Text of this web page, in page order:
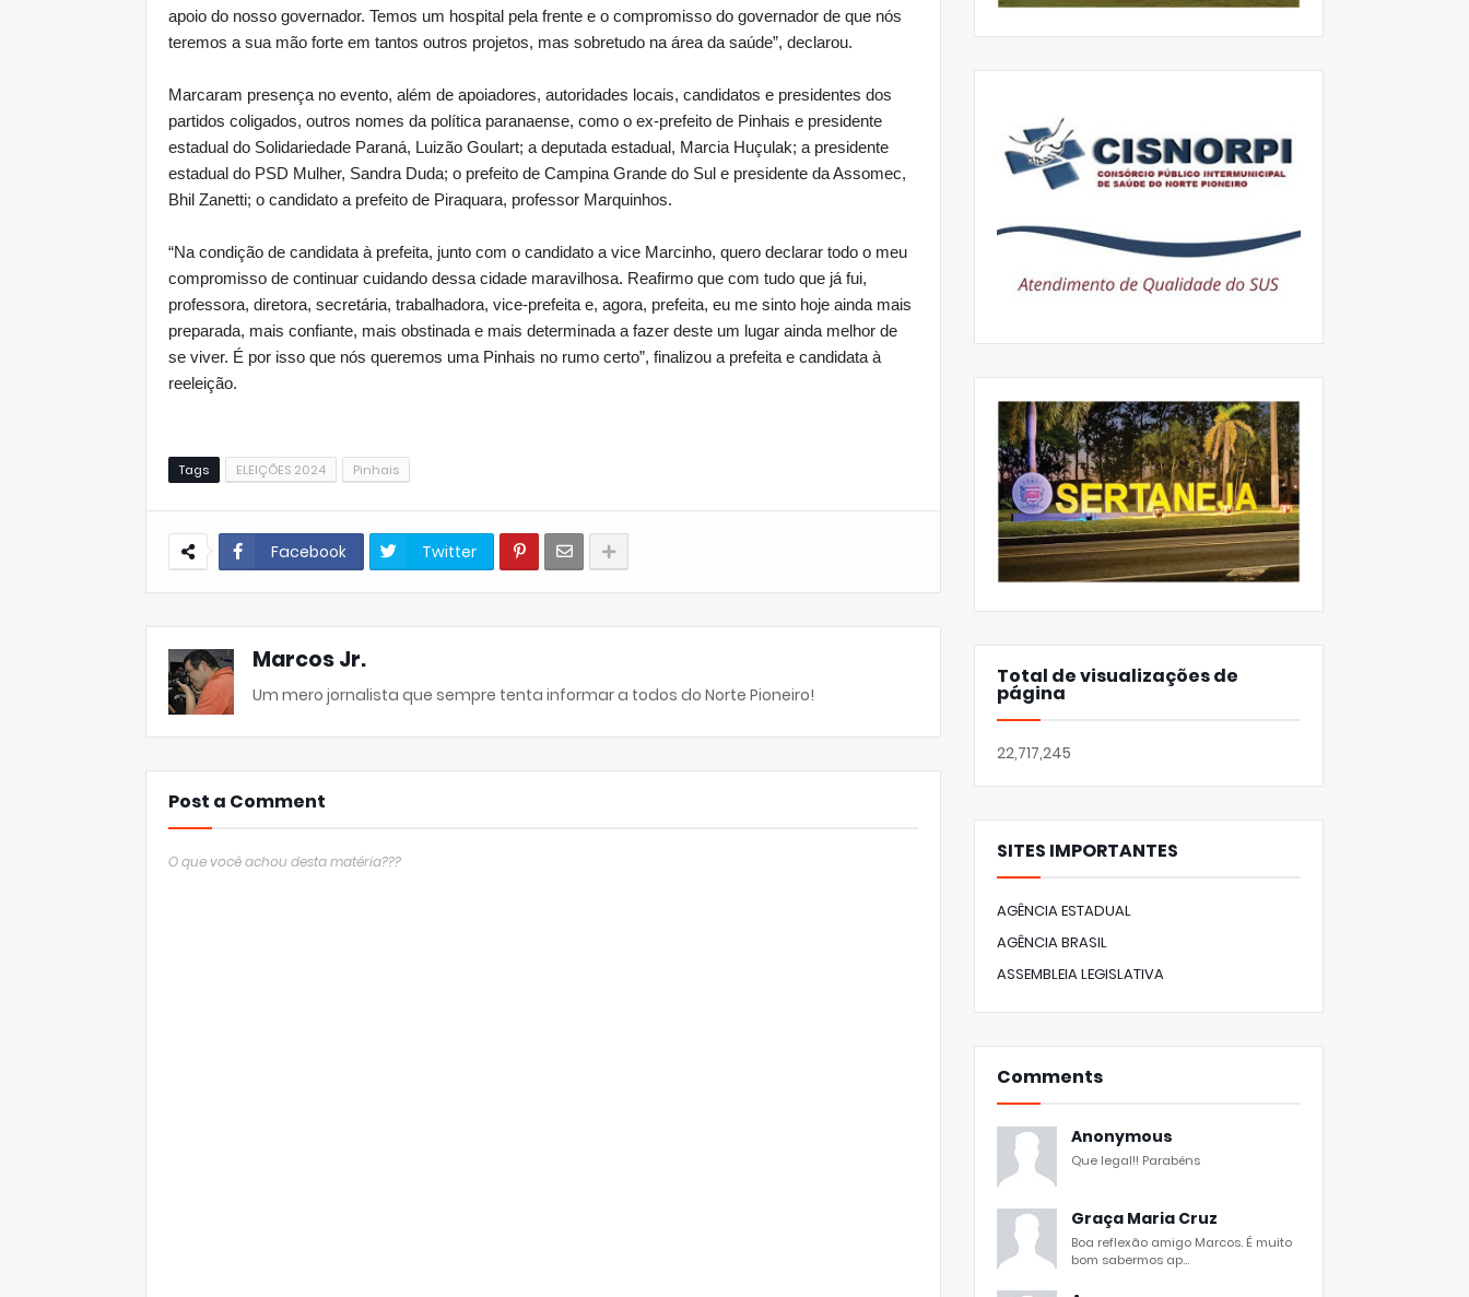
apoio do nosso governador. Temos um hospital pela frente e o compromisso do governador de que nós
teremos a sua mão forte em tantos outros projetos, mas sobretudo na área da saúde”, declarou.
Marcaram presença no evento, além de apoiadores, autoridades locais, candidatos e presidentes dos
partidos coligados, outros nomes da política paranaense, como o ex-prefeito de Pinhais e presidente
estadual do Solidariedade Paraná, Luizão Goulart; a deputada estadual, Marcia Huçulak; a presidente
estadual do PSD Mulher, Sandra Duda; o prefeito de Campina Grande do Sul e presidente da Assomec,
Bhil Zanetti; o candidato a prefeito de Piraquara, professor Marquinhos.
“Na condição de candidata à prefeita, junto com o candidato a vice Marcinho, quero declarar todo o meu
compromisso de continuar cuidando dessa cidade maravilhosa. Reafirmo que com tudo que já fui,
professora, diretora, secretária, trabalhadora, vice-prefeita e, agora, prefeita, eu me sinto hoje ainda mais
preparada, mais confiante, mais obstinada e mais determinada a fazer deste um lugar ainda melhor de
se viver. É por isso que nós queremos uma Pinhais no rumo certo”, finalizou a prefeita e candidata à
reeleição.
Tags ELEIÇÕES 2024 Pinhais
Facebook Twitter
Marcos Jr.
Um mero jornalista que sempre tenta informar a todos do Norte Pioneiro!
Post a Comment
O que você achou desta matéria???
Total de visualizações de
página
22,717,245
SITES IMPORTANTES
AGÊNCIA ESTADUAL
AGÊNCIA BRASIL
ASSEMBLEIA LEGISLATIVA
Comments
Anonymous
Que legal!! Parabéns
Graça Maria Cruz
Boa reflexão amigo Marcos. É muito
bom sabermos ap...